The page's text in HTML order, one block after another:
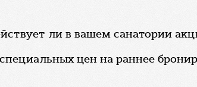
ли в вашем санатории
цен на раннее